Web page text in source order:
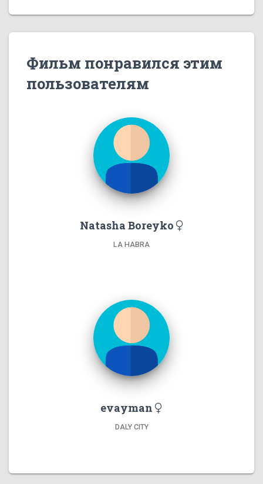
Фильм понравился этим
пользователям
Natasha Boreyko
LA HABRA
evayman
DALY CITY